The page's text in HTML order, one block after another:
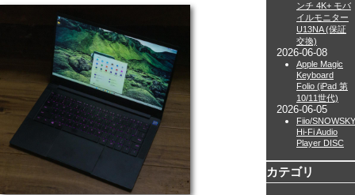
ンチ 4K+ モバ
イルモニター
U13NA (保証
交換)
2026-06-08
Apple Magic
Keyboard
Folio (iPad 第
10/11世代)
2026-06-05
Fiio/SNOWSKY
Hi-Fi Audio
Player DISC
カテゴリ